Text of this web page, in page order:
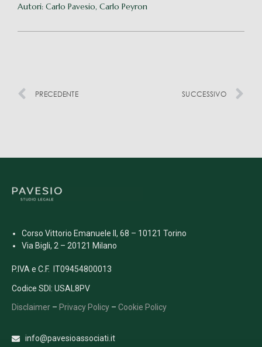
Autori: Carlo Pavesio, Carlo Peyron
PRECEDENTE SUCCESSIVO
Corso Vittorio Emanuele II, 68 – 10121 Torino
Via Bigli, 2 – 20121 Milano
P.IVA e C.F. IT09454800013
Codice SDI: USAL8PV
Disclaimer – Privacy Policy – Cookie Policy
info@pavesioassociati.it